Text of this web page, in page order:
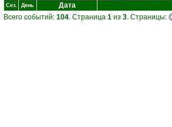
Сез. День
Дата
Всего событий: 104. Страница 1 из 3. Страницы: